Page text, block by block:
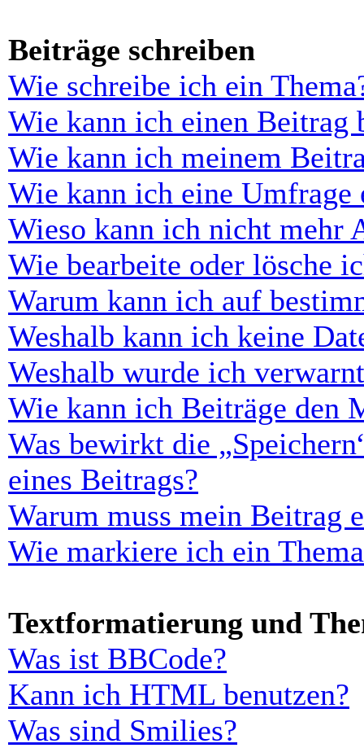
Beiträge schreiben
Wie schreibe ich ein
Wie kann ich einen Beitrag
Wie kann ich meinem
Wie kann ich eine Umfrage
Wieso kann ich nicht mehr
Wie bearbeite oder lösche
Warum kann ich auf
Weshalb kann ich keine
Weshalb wurde ich
Wie kann ich Beiträge den
Was bewirkt die
eines Beitrags?
Warum muss mein Beitrag
Wie markiere ich ein
Textformatierung und
Was ist BBCode?
Kann ich HTML benutzen?
Was sind Smilies?